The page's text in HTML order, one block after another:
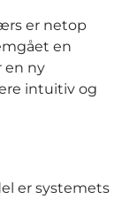
er netop
en
en ny
intuitiv og
er systemets